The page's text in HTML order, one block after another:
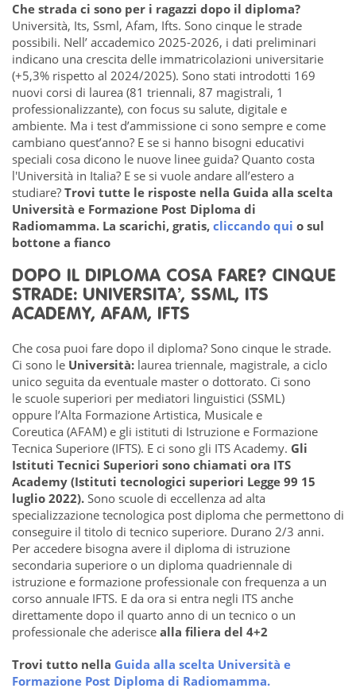
Che strada ci sono per i ragazzi dopo il diploma?
Università, Its, Ssml, Afam, Ifts. Sono cinque le strade
possibili. Nell’ accademico 2025-2026, i dati preliminari
indicano una crescita delle immatricolazioni universitarie
(+5,3% rispetto al 2024/2025). Sono stati introdotti 169
nuovi corsi di laurea (81 triennali, 87 magistrali, 1
professionalizzante), con focus su salute, digitale e
ambiente. Ma i test d’ammissione ci sono sempre e come
cambiano quest’anno? E se si hanno bisogni educativi
speciali cosa dicono le nuove linee guida? Quanto costa
l'Università in Italia? E se si vuole andare all’estero a
studiare? Trovi tutte le risposte nella Guida alla scelta
Università e Formazione Post Diploma di
Radiomamma. La scarichi, gratis, cliccando qui o sul
bottone a fianco
DOPO IL DIPLOMA COSA FARE? CINQUE
STRADE: UNIVERSITA’, SSML, ITS
ACADEMY, AFAM, IFTS
Che cosa puoi fare dopo il diploma? Sono cinque le strade.
Ci sono le Università: laurea triennale, magistrale, a ciclo
unico seguita da eventuale master o dottorato. Ci sono
le scuole superiori per mediatori linguistici (SSML)
oppure l’Alta Formazione Artistica, Musicale e
Coreutica (AFAM) e gli istituti di Istruzione e Formazione
Tecnica Superiore (IFTS). E ci sono gli ITS Academy. Gli
Istituti Tecnici Superiori sono chiamati ora ITS
Academy (Istituti tecnologici superiori Legge 99 15
luglio 2022). Sono scuole di eccellenza ad alta
specializzazione tecnologica post diploma che permettono di
conseguire il titolo di tecnico superiore. Durano 2/3 anni.
Per accedere bisogna avere il diploma di istruzione
secondaria superiore o un diploma quadriennale di
istruzione e formazione professionale con frequenza a un
corso annuale IFTS. E da ora si entra negli ITS anche
direttamente dopo il quarto anno di un tecnico o un
professionale che aderisce alla filiera del 4+2
Trovi tutto nella Guida alla scelta Università e
Formazione Post Diploma di Radiomamma.